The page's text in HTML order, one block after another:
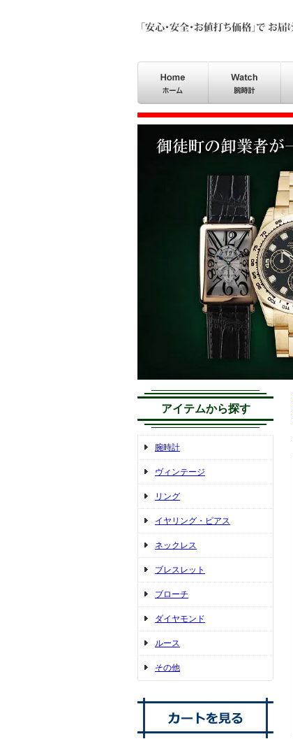
アイテムから探す
腕時計
ヴィンテージ
リング
イヤリング・ピアス
ネックレス
ブレスレット
ブローチ
ダイヤモンド
ルース
その他